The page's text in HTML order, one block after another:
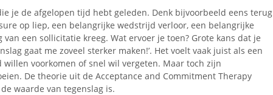
je de afgelopen tijd hebt geleden. Denk bijvoorbeeld eens terug
op liep, een belangrijke wedstrijd verloor, een belangrijke
een sollicitatie kreeg. Wat ervoer je toen? Grote kans dat je
gaat me zoveel sterker maken!’. Het voelt vaak juist als een
voorkomen of snel wil vergeten. Maar toch zijn
De theorie uit de Acceptance and Commitment Therapy
waarde van tegenslag is.